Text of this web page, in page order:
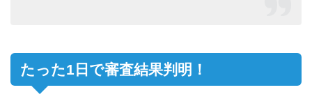
たった1日で審査結果判明！